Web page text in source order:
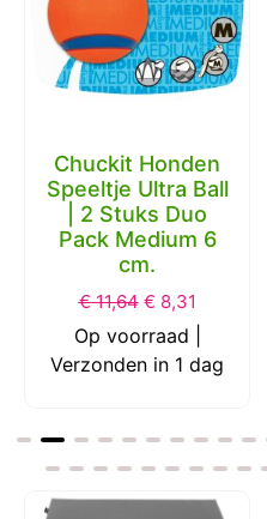
Chuckit Honden
Speeltje Ultra Ball
| 2 Stuks Duo
Pack Medium 6
cm.
€11,64 € 8,31
Op voorraad |
Verzonden in 1 dag